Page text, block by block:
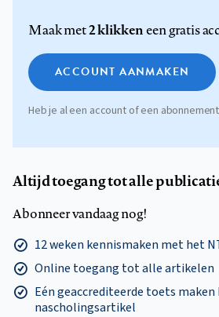
Maak met2 klikkeneen gratis
ACCOUNT AANMAKEN
Heb je al een account of een
Altijd toegang tot alle
Abonneer vandaag nog!
12 weken kennismaken met het
Online toegang tot alle artikelen
Eén geaccrediteerde toets maken
nascholingsartikel